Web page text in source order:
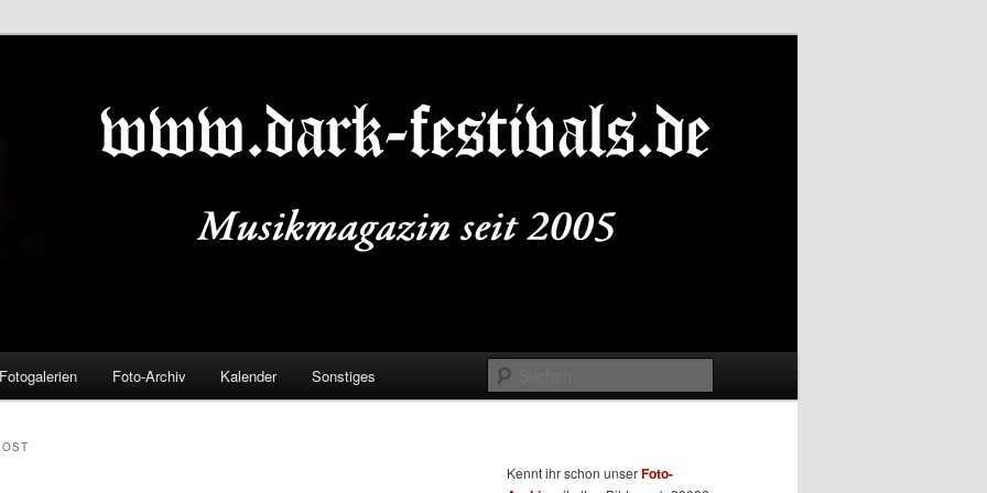
Fotogalerien Foto-Archiv Kalender Sonstiges
Kennt ihr schon unserFoto-